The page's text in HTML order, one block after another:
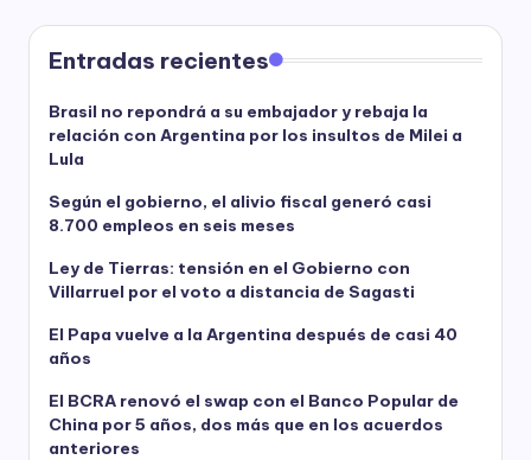
Entradas recientes
Brasil no repondrá a su embajador y rebaja la
relación con Argentina por los insultos de Milei a
Lula
Según el gobierno, el alivio fiscal generó casi
8.700 empleos en seis meses
Ley de Tierras: tensión en el Gobierno con
Villarruel por el voto a distancia de Sagasti
El Papa vuelve a la Argentina después de casi 40
años
El BCRA renovó el swap con el Banco Popular de
China por 5 años, dos más que en los acuerdos
anteriores